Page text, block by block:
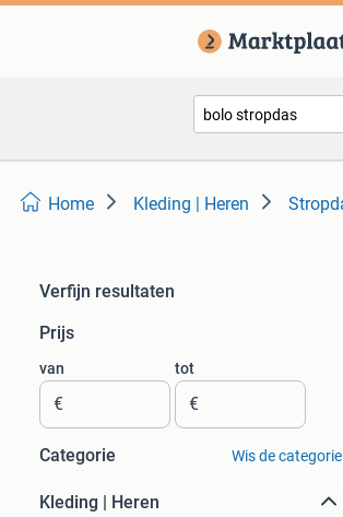
Home Kleding | Heren
Verfijn resultaten
Prijs
van
€
tot
€
Categorie Wis de categorie
Kleding | Heren